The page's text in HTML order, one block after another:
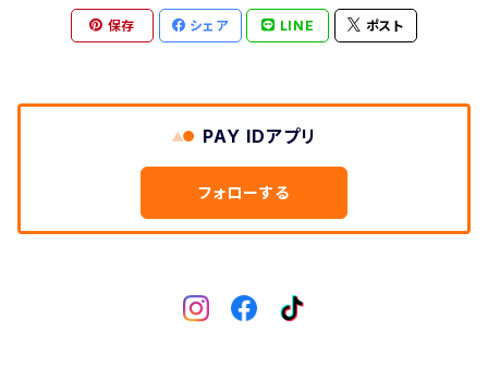
DEFEET/デフィート
DIXNA/ディズナ
DKG/ディーケージー
アクセサリー
保存 シェア LINE ポスト
PAY IDアプリ
フォローする